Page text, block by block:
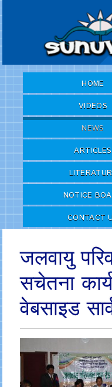
HOME
VIDEOS
NEWS
ARTICLES
NOTICE
CONTACT
जलवायु
सचेतना
वेबसाइड